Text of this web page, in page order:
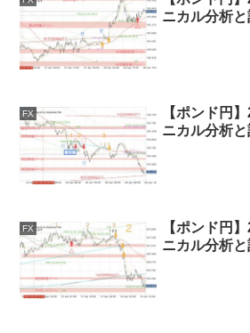
ニカル分析
FX
【ポンド円
ニカル分析
FX
【ポンド円
ニカル分析